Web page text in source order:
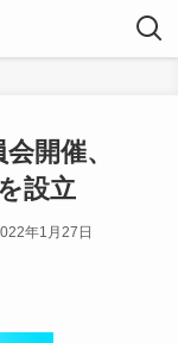
開催、
設立
年1月27日